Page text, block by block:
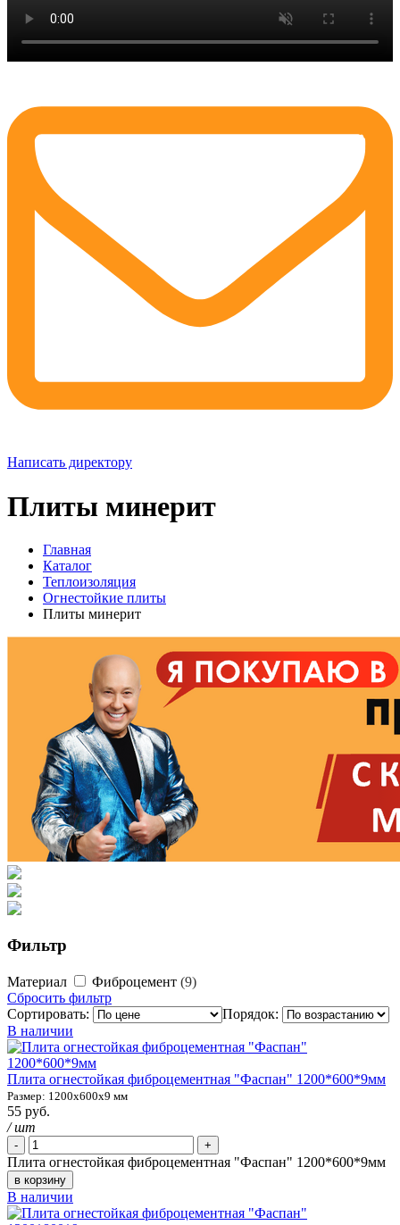
Написать директору
Плиты минерит
Главная
Каталог
Теплоизоляция
Огнестойкие плиты
Плиты минерит
Фильтр
Материал Фиброцемент 9
Сбросить фильтр
Сортировать:
Порядок:
В наличии
Плита огнестойкая фиброцементная "Фаспан" 1200*600*9мм
Размер: 1200х600х9 мм
55 руб.
/ шт
- +
Плита огнестойкая фиброцементная "Фаспан" 1200*600*9мм
в корзину
В наличии